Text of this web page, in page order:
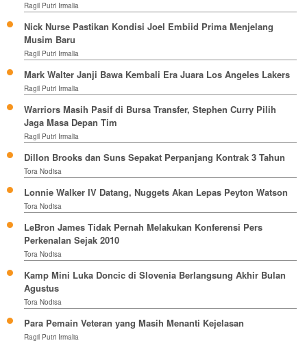
Ragil Putri Irmalia
Nick Nurse Pastikan Kondisi Joel Embiid Prima Menjelang
Musim Baru
Ragil Putri Irmalia
Mark Walter Janji Bawa Kembali Era Juara Los Angeles Lakers
Ragil Putri Irmalia
Warriors Masih Pasif di Bursa Transfer, Stephen Curry Pilih
Jaga Masa Depan Tim
Ragil Putri Irmalia
Dillon Brooks dan Suns Sepakat Perpanjang Kontrak 3 Tahun
Tora Nodisa
Lonnie Walker IV Datang, Nuggets Akan Lepas Peyton Watson
Tora Nodisa
LeBron James Tidak Pernah Melakukan Konferensi Pers
Perkenalan Sejak 2010
Tora Nodisa
Kamp Mini Luka Doncic di Slovenia Berlangsung Akhir Bulan
Agustus
Tora Nodisa
Para Pemain Veteran yang Masih Menanti Kejelasan
Ragil Putri Irmalia